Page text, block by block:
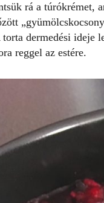
rá a túrókrémet,
dermedési ideje
reggel az estére.